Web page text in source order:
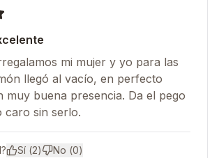
mi mujer y yo para las
llegó al vacío, en perfecto
muy buena presencia. Da el pego
caro sin serlo.
Sí (2) No (0)